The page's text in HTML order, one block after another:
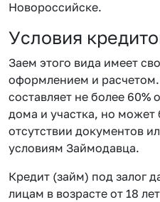
Новороссийске.
Условия
Заем этого вида имеет
оформлением и
составляет не более 60%
дома и участка, но
отсутствии документов
условиям Займодавца.
Кредит (займ) под залог
лицам в возрасте от 18